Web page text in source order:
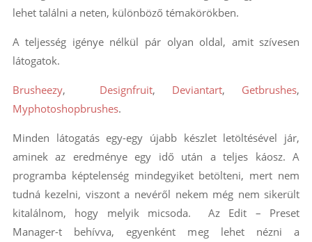
lehet találni a neten, különböző témakörökben.
A teljesség igénye nélkül pár olyan oldal, amit szívesen
látogatok.
Brusheezy, Designfruit, Deviantart, Getbrushes,
Myphotoshopbrushes.
Minden látogatás egy-egy újabb készlet letöltésével jár,
aminek az eredménye egy idő után a teljes káosz. A
programba képtelenség mindegyiket betölteni, mert nem
tudná kezelni, viszont a nevéről nekem még nem sikerült
kitalálnom, hogy melyik micsoda. Az Edit – Preset
Manager-t behívva, egyenként meg lehet nézni a